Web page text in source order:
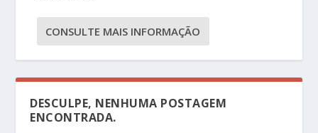
CONSULTE MAIS INFORMAÇÃO
DESCULPE, NENHUMA POSTAGEM
ENCONTRADA.